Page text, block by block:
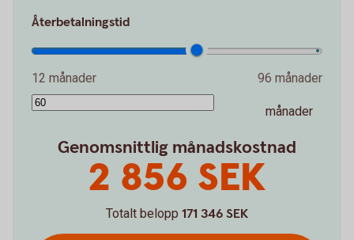
Återbetalningstid
12 månader 96 månader
månader
Genomsnittlig månadskostnad
2 856 SEK
Totalt belopp 171 346 SEK